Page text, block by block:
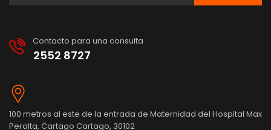
Contacto para una consulta
2552 8727
100 metros al este de la entrada de Maternidad del Hospital Max
Peralta, Cartago Cartago, 30102